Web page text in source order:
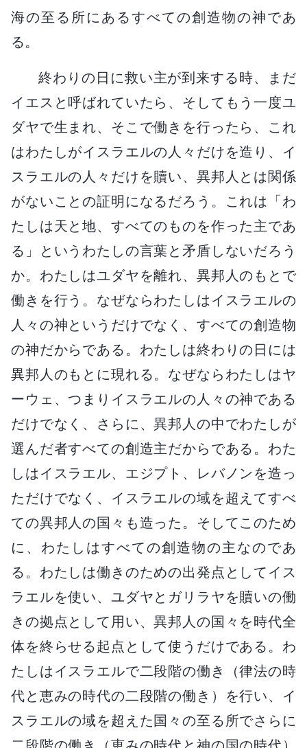
海の至る所にあるすべての創造物の神であ
る。
終わりの日に救い主が到来する時、まだ
イエスと呼ばれていたら、そしてもう一度ユ
ダヤで生まれ、そこで働きを行ったら、これ
はわたしがイスラエルの人々だけを造り、イ
スラエルの人々だけを贖い、異邦人とは関係
がないことの証明になるだろう。これは「わ
たしは天と地、すべてのものを作った主であ
る」というわたしの言葉と矛盾しないだろう
か。わたしはユダヤを離れ、異邦人のもとで
働きを行う。なぜならわたしはイスラエルの
人々の神というだけでなく、すべての創造物
の神だからである。わたしは終わりの日には
異邦人のもとに現れる。なぜならわたしはヤ
ーウェ、つまりイスラエルの人々の神である
だけでなく、さらに、異邦人の中でわたしが
選んだ者すべての創造主だからである。わた
しはイスラエル、エジプト、レバノンを造っ
ただけでなく、イスラエルの域を超えてすべ
ての異邦人の国々も造った。そしてこのため
に、わたしはすべての創造物の主なのであ
る。わたしは働きのための出発点としてイス
ラエルを使い、ユダヤとガリラヤを贖いの働
きの拠点として用い、異邦人の国々を時代全
体を終らせる起点として使うだけである。わ
たしはイスラエルで二段階の働き（律法の時
代と恵みの時代の二段階の働き）を行い、イ
スラエルの域を超えた国々の至る所でさらに